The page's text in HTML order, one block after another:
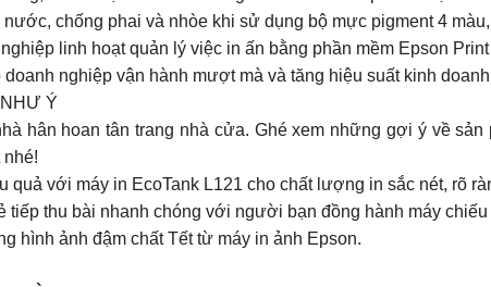
chống phai và nhòe khi sử dụng bộ mực pigment 4
linh hoạt quản lý việc in ấn bằng phần mềm Epson Print
nghiệp vận hành mượt mà và tăng hiệu suất kinh
Ý
hân hoan tân trang nhà cửa. Ghé xem những gợi ý về sản
quả với máy in EcoTank L121 cho chất lượng in sắc nét, rõ
tiếp thu bài nhanh chóng với người bạn đồng hành máy
hình ảnh đậm chất Tết từ máy in ảnh Epson.